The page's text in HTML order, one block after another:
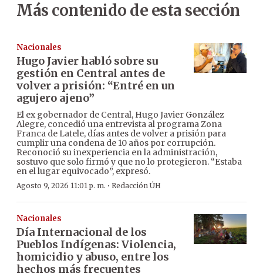
Más contenido de esta sección
Nacionales
Hugo Javier habló sobre su
gestión en Central antes de
volver a prisión: “Entré en un
agujero ajeno”
El ex gobernador de Central, Hugo Javier González
Alegre, concedió una entrevista al programa Zona
Franca de Latele, días antes de volver a prisión para
cumplir una condena de 10 años por corrupción.
Reconoció su inexperiencia en la administración,
sostuvo que solo firmó y que no lo protegieron. “Estaba
en el lugar equivocado”, expresó.
Agosto 9, 2026 11:01 p. m. · Redacción ÚH
Nacionales
Día Internacional de los
Pueblos Indígenas: Violencia,
homicidio y abuso, entre los
hechos más frecuentes